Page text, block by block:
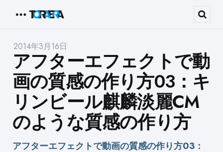
2014年3月16日
アフターエフェクトで動
画の質感の作り方03：キ
リンビール麒麟淡麗CM
のような質感の作り方
アフターエフェクトで動画の質感の作り方03：